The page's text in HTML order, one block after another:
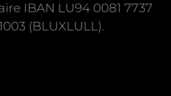
IBAN LU94 0081 7737
(BLUXLULL).